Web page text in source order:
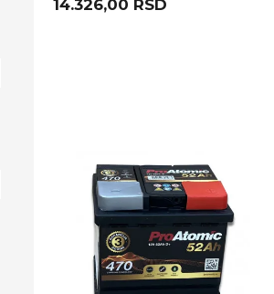
14.326,00 RSD
Uporedi